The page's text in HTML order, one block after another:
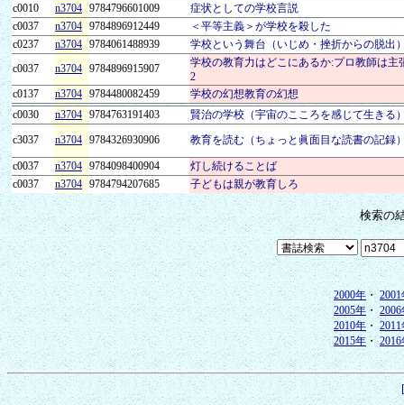
c0010
n3704 9784796601009
症状としての学校言説
c0037
n3704 9784896912449
＜平等主義＞が学校を殺した
c0237
n3704 9784061488939
学校という舞台（いじめ・挫折からの脱出
c0037
n3704 9784896915907
学校の教育力はどこにあるか:プロ教師は主
2
c0137
n3704 9784480082459
学校の幻想教育の幻想
c0030
n3704 9784763191403
賢治の学校（宇宙のこころを感じて生きる
c3037
n3704 9784326930906 教育を読む（ちょっと眞面目な読書の記録
c0037 n3704 9784098400904
灯し続けることば
c0037
n3704 9784794207685 子どもは親が教育しろ
検索の
2000年・2001
2005年・2006
2010年・2011
2015年・2016